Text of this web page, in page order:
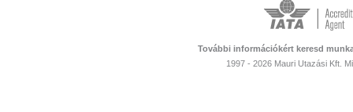
További információkért keresd
1997 - 2026 Mauri Utazási Kft.